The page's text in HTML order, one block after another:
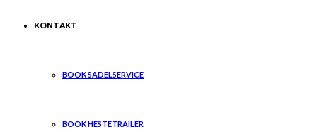
KONTAKT
BOOK SADELSERVICE
BOOK HESTETRAILER